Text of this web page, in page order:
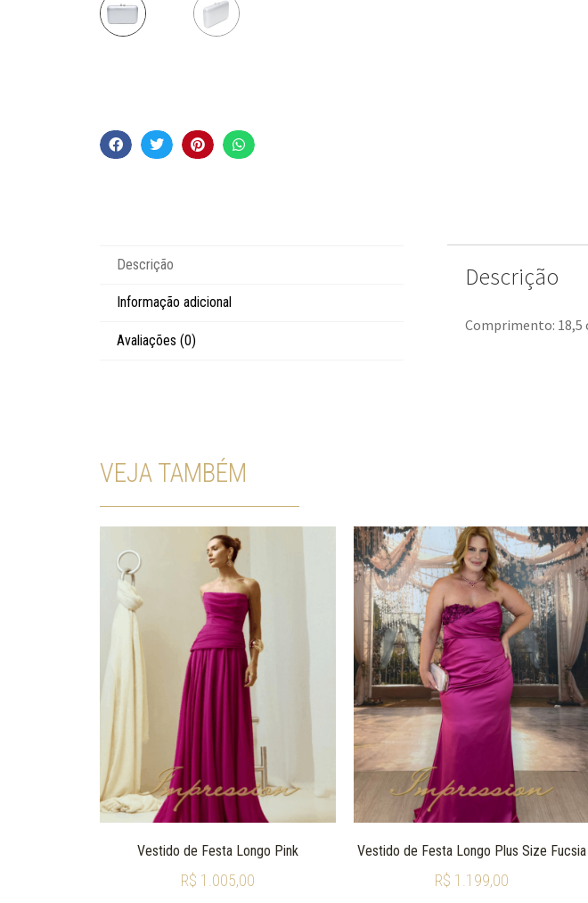
Descrição
Informação adicional
Avaliações (0)
Descrição
Comprimento: 18,5
VEJA TAMBÉM
Vestido de Festa Longo Pink
R$ 1.005,00
Vestido de Festa Longo Plus Size Fucsia
R$ 1.199,00